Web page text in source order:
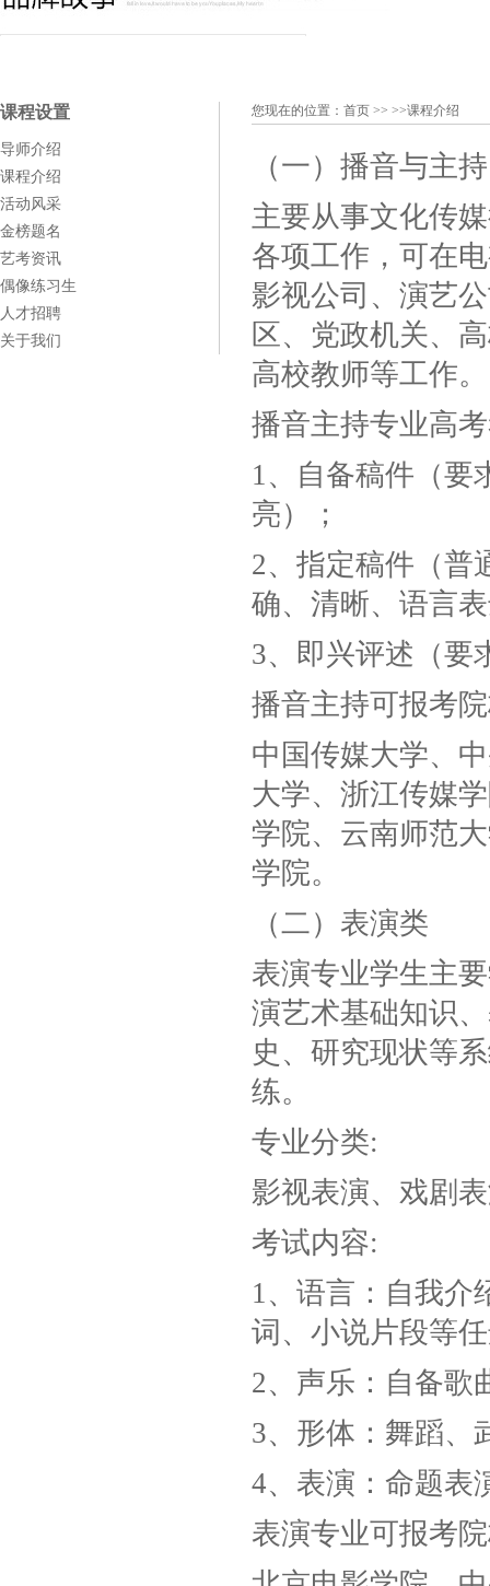
课程设置
导师介绍
课程介绍
活动风采
金榜题名
艺考资讯
偶像练习生
人才招聘
关于我们
您现在的位置： 首页 >> >>课程介绍
（一）播音与主持
主要从事文化传
各项工作，可在
影视公司、演艺
区、党政机关、
高校教师等工作。
播音主持专业高
1、自备稿件（要
亮）；
2、指定稿件（普
确、清晰、语言
3、即兴评述（要
播音主持可报考
中国传媒大学、
大学、浙江传媒
学院、云南师范
学院。
（二）表演类
表演专业学生主
演艺术基础知识
史、研究现状等
练。
专业分类:
影视表演、戏剧
考试内容:
1、语言：自我介
词、小说片段等
2、声乐：自备歌
3、形体：舞蹈、
4、表演：命题表
表演专业可报考